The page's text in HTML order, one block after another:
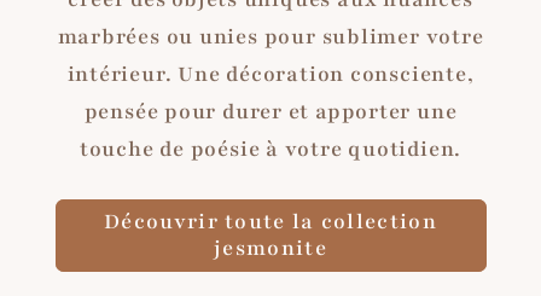
marbrées ou unies pour sublimer votre
intérieur. Une décoration consciente,
pensée pour durer et apporter une
touche de poésie à votre quotidien.
Découvrir toute la collection
jesmonite